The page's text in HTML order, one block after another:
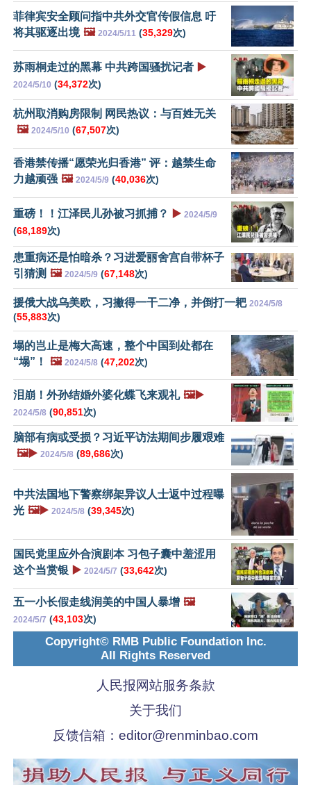
菲律宾安全顾问指中共外交官传假信息 吁
将其驱逐出境 🖼️ 2024/5/11 (35,329次)
苏雨桐走过的黑幕 中共跨国骚扰记者 ▶️
2024/5/10 (34,372次)
杭州取消购房限制 网民热议：与百姓无关
🖼️ 2024/5/10 (67,507次)
香港禁传播“愿荣光归香港” 评：越禁生命
力越顽强 🖼️ 2024/5/9 (40,036次)
重磅！！江泽民儿孙被习抓捕？ ▶️ 2024/5/9
(68,189次)
患重病还是怕暗杀？习进爱丽舍宫自带杯子
引猜测 🖼️ 2024/5/9 (67,148次)
援俄大战乌美欧，习撇得一干二净，并倒打一耙 2024/5/8
(55,883次)
塌的岂止是梅大高速，整个中国到处都在
“塌”！
🖼️ 2024/5/8 (47,202次)
泪崩！外孙结婚外婆化蝶飞来观礼 🖼️▶️
2024/5/8 (90,851次)
脑部有病或受损？习近平访法期间步履艰难
🖼️▶️ 2024/5/8 (89,686次)
中共法国地下警察绑架异议人士返中过程曝
光 🖼️▶️ 2024/5/8 (39,345次)
国民党里应外合演剧本 习包子囊中羞涩用
这个当赏银 ▶️ 2024/5/7 (33,642次)
五一小长假走线润美的中国人暴增 🖼️
2024/5/7 (43,103次)
Copyright© RMB Public Foundation Inc.
All Rights Reserved
人民报网站服务条款
关于我们
反馈信箱： editor@renminbao.com